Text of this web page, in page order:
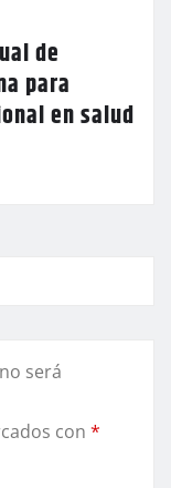
de
para
en salud
será
con *